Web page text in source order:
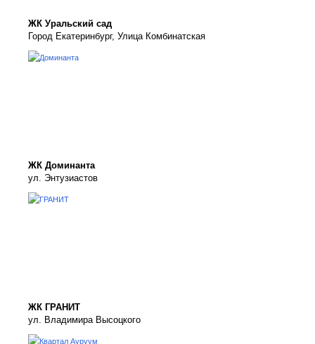
ЖК Уральский сад
Город Екатеринбург, Улица Комбинатская
ЖК Доминанта
ул. Энтузиастов
ЖК ГРАНИТ
ул. Владимира Высоцкого